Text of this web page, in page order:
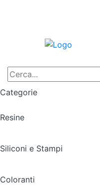
Categorie
Resine
Siliconi e Stampi
Coloranti